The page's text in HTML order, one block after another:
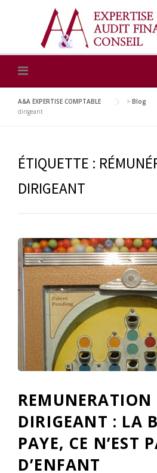
A&A EXPERTISE COMPTABLE > Blog
dirigeant
ÉTIQUETTE :
DIRIGEANT
REMUNERATION
DIRIGEANT : LA
PAYE, CE N’EST
D’ENFANT